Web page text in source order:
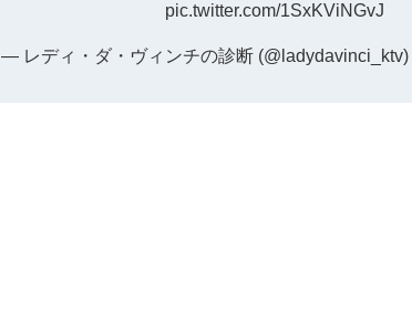
pic.twitter.com/1SxKViNGvJ
— レディ・ダ・ヴィンチの診断 (@ladydavinci_ktv)